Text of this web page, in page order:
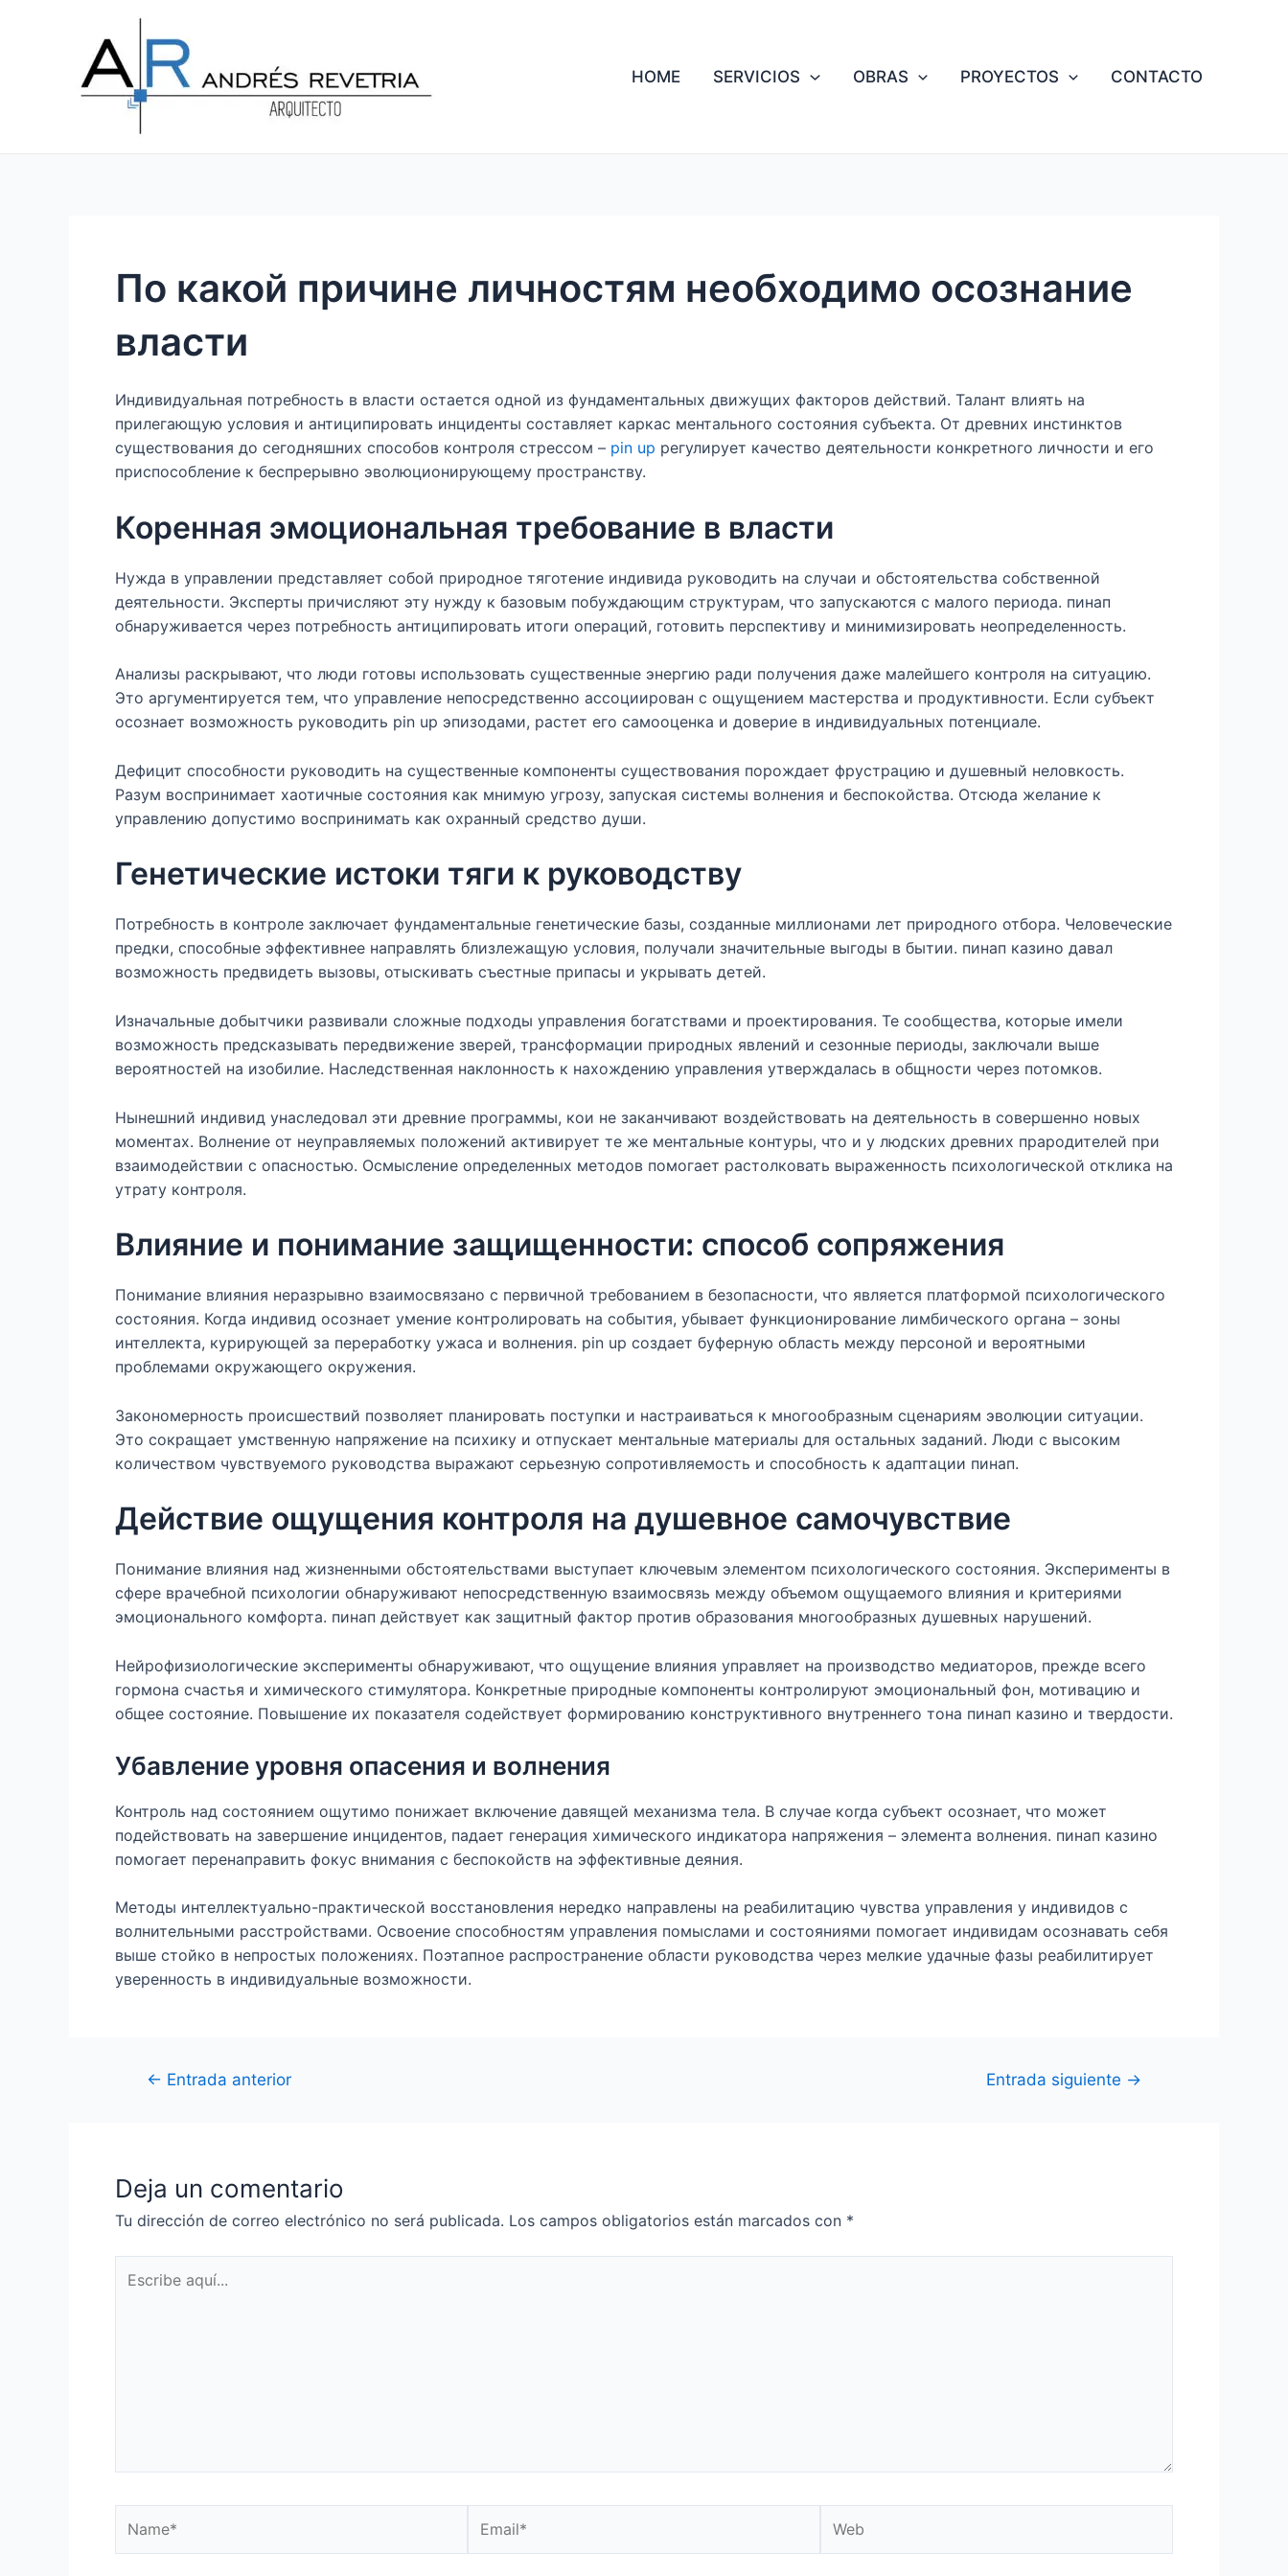
HOME
SERVICIOS OBRAS PROYECTOS CONTACTO
По какой причине личностям необходимо осознание
власти
Индивидуальная потребность в власти остается одной из фундаментальных движущих факторов действий. Талант влиять на
прилегающую условия и антиципировать инциденты составляет каркас ментального состояния субъекта. От древних инстинктов
существования до сегодняшних способов контроля стрессом – pin up регулирует качество деятельности конкретного личности и его
приспособление к беспрерывно эволюционирующему пространству.
Коренная эмоциональная требование в власти
Нужда в управлении представляет собой природное тяготение индивида руководить на случаи и обстоятельства собственной
деятельности. Эксперты причисляют эту нужду к базовым побуждающим структурам, что запускаются с малого периода. пинап
обнаруживается через потребность антиципировать итоги операций, готовить перспективу и минимизировать неопределенность.
Анализы раскрывают, что люди готовы использовать существенные энергию ради получения даже малейшего контроля на ситуацию.
Это аргументируется тем, что управление непосредственно ассоциирован с ощущением мастерства и продуктивности. Если субъект
осознает возможность руководить pin up эпизодами, растет его самооценка и доверие в индивидуальных потенциале.
Дефицит способности руководить на существенные компоненты существования порождает фрустрацию и душевный неловкость.
Разум воспринимает хаотичные состояния как мнимую угрозу, запуская системы волнения и беспокойства. Отсюда желание к
управлению допустимо воспринимать как охранный средство души.
Генетические истоки тяги к руководству
Потребность в контроле заключает фундаментальные генетические базы, созданные миллионами лет природного отбора. Человеческие
предки, способные эффективнее направлять близлежащую условия, получали значительные выгоды в бытии. пинап казино давал
возможность предвидеть вызовы, отыскивать съестные припасы и укрывать детей.
Изначальные добытчики развивали сложные подходы управления богатствами и проектирования. Те сообщества, которые имели
возможность предсказывать передвижение зверей, трансформации природных явлений и сезонные периоды, заключали выше
вероятностей на изобилие. Наследственная наклонность к нахождению управления утверждалась в общности через потомков.
Нынешний индивид унаследовал эти древние программы, кои не заканчивают воздействовать на деятельность в совершенно новых
моментах. Волнение от неуправляемых положений активирует те же ментальные контуры, что и у людских древних прародителей при
взаимодействии с опасностью. Осмысление определенных методов помогает растолковать выраженность психологической отклика на
утрату контроля.
Влияние и понимание защищенности: способ сопряжения
Понимание влияния неразрывно взаимосвязано с первичной требованием в безопасности, что является платформой психологического
состояния. Когда индивид осознает умение контролировать на события, убывает функционирование лимбического органа – зоны
интеллекта, курирующей за переработку ужаса и волнения. pin up создает буферную область между персоной и вероятными
проблемами окружающего окружения.
Закономерность происшествий позволяет планировать поступки и настраиваться к многообразным сценариям эволюции ситуации.
Это сокращает умственную напряжение на психику и отпускает ментальные материалы для остальных заданий. Люди с высоким
количеством чувствуемого руководства выражают серьезную сопротивляемость и способность к адаптации пинап.
Действие ощущения контроля на душевное самочувствие
Понимание влияния над жизненными обстоятельствами выступает ключевым элементом психологического состояния. Эксперименты в
сфере врачебной психологии обнаруживают непосредственную взаимосвязь между объемом ощущаемого влияния и критериями
эмоционального комфорта. пинап действует как защитный фактор против образования многообразных душевных нарушений.
Нейрофизиологические эксперименты обнаруживают, что ощущение влияния управляет на производство медиаторов, прежде всего
гормона счастья и химического стимулятора. Конкретные природные компоненты контролируют эмоциональный фон, мотивацию и
общее состояние. Повышение их показателя содействует формированию конструктивного внутреннего тона пинап казино и твердости.
Убавление уровня опасения и волнения
Контроль над состоянием ощутимо понижает включение давящей механизма тела. В случае когда субъект осознает, что может
подействовать на завершение инцидентов, падает генерация химического индикатора напряжения – элемента волнения. пинап казино
помогает перенаправить фокус внимания с беспокойств на эффективные деяния.
Методы интеллектуально-практической восстановления нередко направлены на реабилитацию чувства управления у индивидов с
волнительными расстройствами. Освоение способностям управления помыслами и состояниями помогает индивидам осознавать себя
выше стойко в непростых положениях. Поэтапное распространение области руководства через мелкие удачные фазы реабилитирует
уверенность в индивидуальные возможности.
entradas
← Entrada anterior Entrada siguiente →
Deja un comentario
Tu dirección de correo electrónico no será publicada. Los campos obligatorios están marcados con *
aquí...